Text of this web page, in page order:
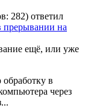
282) ответил
прерывании на
ещё, или уже
в
через